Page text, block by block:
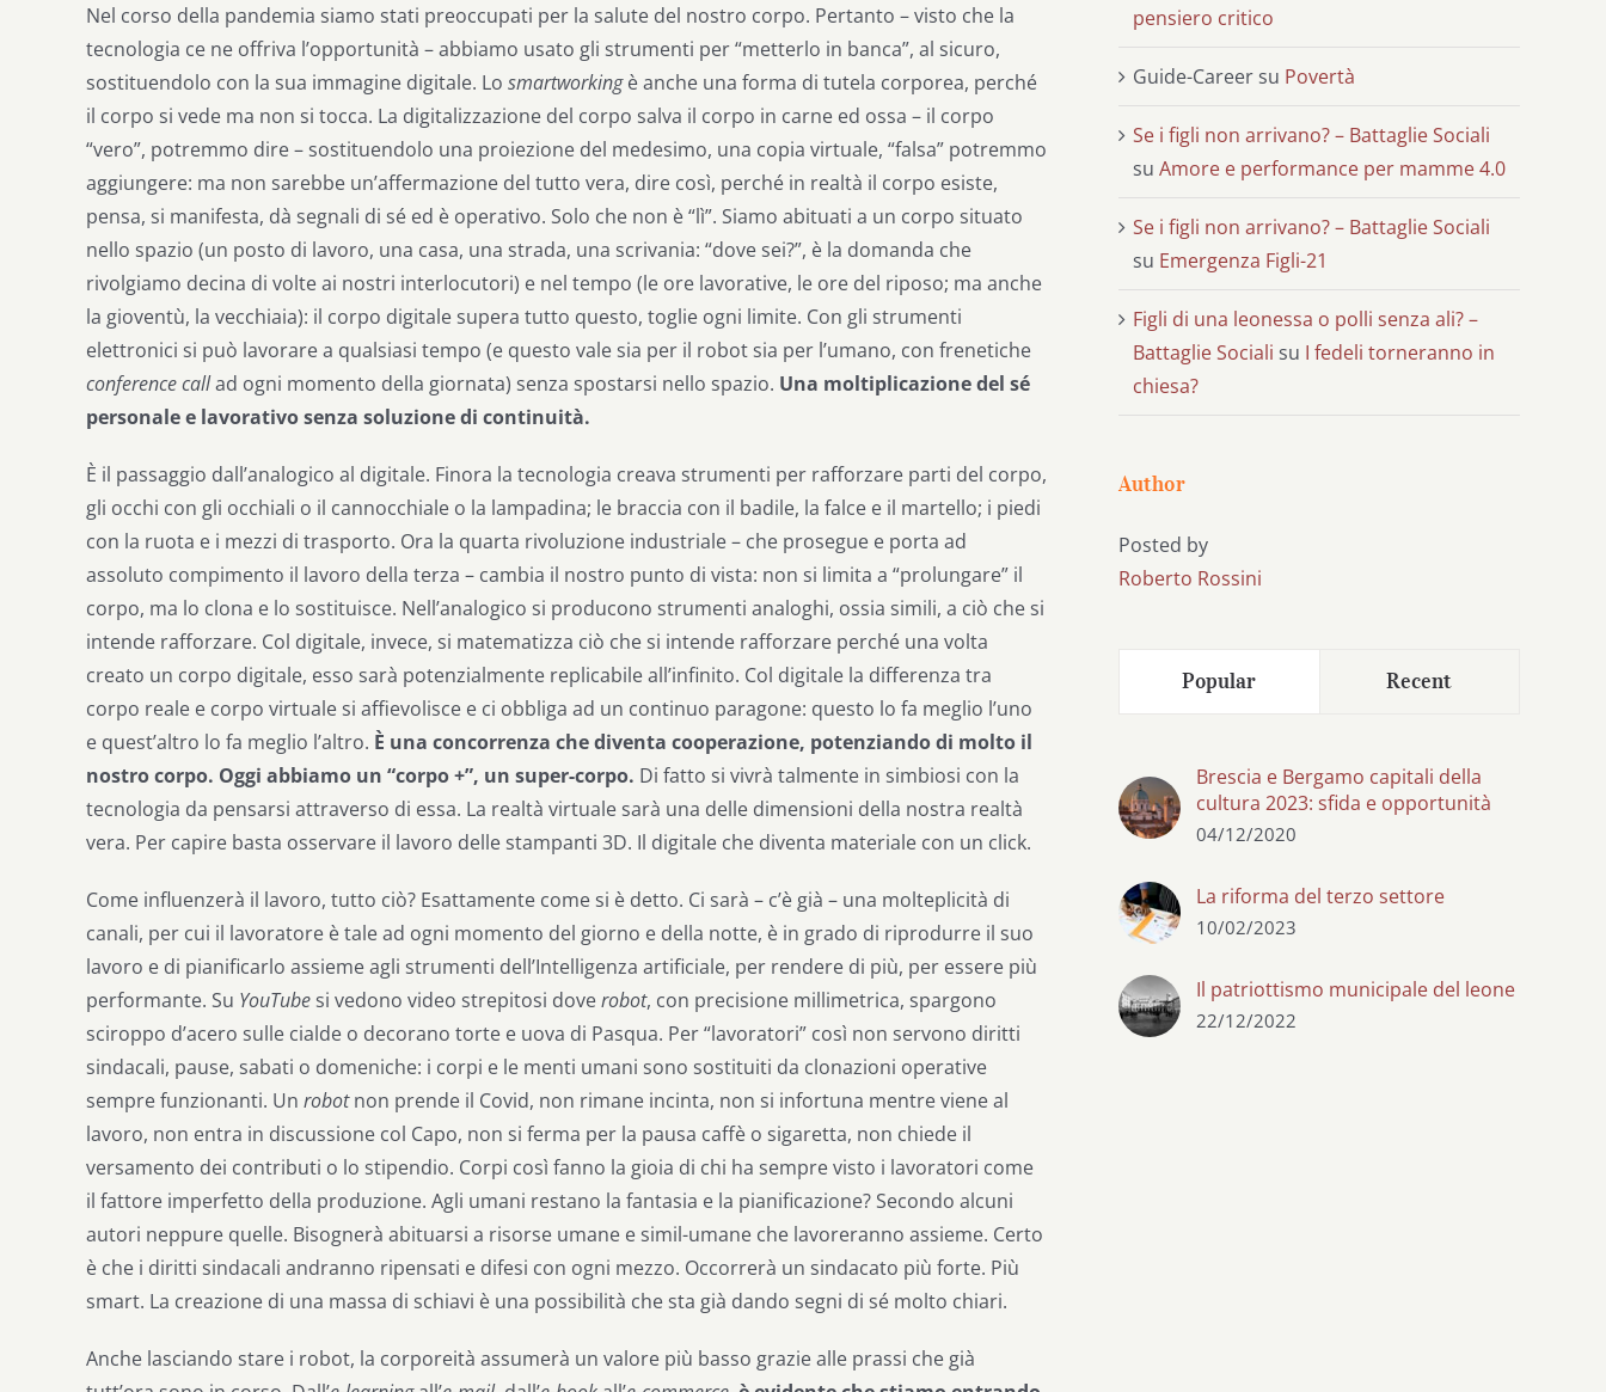
Nel corso della pandemia siamo stati preoccupati per la salute del nostro corpo. Pertanto – visto che la
tecnologia ce ne offriva l’opportunità – abbiamo usato gli strumenti per “metterlo in banca”, al sicuro,
sostituendolo con la sua immagine digitale. Lo smartworkingè anche una forma di tutela corporea, perché
il corpo si vede ma non si tocca. La digitalizzazione del corpo salva il corpo in carne ed ossa – il corpo
“vero”, potremmo dire – sostituendolo una proiezione del medesimo, una copia virtuale, “falsa” potremmo
aggiungere: ma non sarebbe un’affermazione del tutto vera, dire così, perché in realtà il corpo esiste,
pensa, si manifesta, dà segnali di sé ed è operativo. Solo che non è “lì”. Siamo abituati a un corpo situato
nello spazio (un posto di lavoro, una casa, una strada, una scrivania: “dove sei?”, è la domanda che
rivolgiamo decina di volte ai nostri interlocutori) e nel tempo (le ore lavorative, le ore del riposo; ma anche
la gioventù, la vecchiaia): il corpo digitale supera tutto questo, toglie ogni limite. Con gli strumenti
elettronici si può lavorare a qualsiasi tempo (e questo vale sia per il robot sia per l’umano, con frenetiche
conference callad ogni momento della giornata) senza spostarsi nello spazio. Una moltiplicazione del sé
personale e lavorativo senza soluzione di continuità.
È il passaggio dall’analogico al digitale. Finora la tecnologia creava strumenti per rafforzare parti del corpo,
gli occhi con gli occhiali o il cannocchiale o la lampadina; le braccia con il badile, la falce e il martello; i piedi
con la ruota e i mezzi di trasporto. Ora la quarta rivoluzione industriale – che prosegue e porta ad
assoluto compimento il lavoro della terza – cambia il nostro punto di vista: non si limita a “prolungare” il
corpo, ma lo clona e lo sostituisce. Nell’analogico si producono strumenti analoghi, ossia simili, a ciò che si
intende rafforzare. Col digitale, invece, si matematizza ciò che si intende rafforzare perché una volta
creato un corpo digitale, esso sarà potenzialmente replicabile all’infinito. Col digitale la differenza tra
corpo reale e corpo virtuale si affievolisce e ci obbliga ad un continuo paragone: questo lo fa meglio l’uno
e quest’altro lo fa meglio l’altro. È una concorrenza che diventa cooperazione, potenziando di molto il
nostro corpo. Oggi abbiamo un “corpo +”, un super-corpo. Di fatto si vivrà talmente in simbiosi con la
tecnologia da pensarsi attraverso di essa. La realtà virtuale sarà una delle dimensioni della nostra realtà
vera. Per capire basta osservare il lavoro delle stampanti 3D. Il digitale che diventa materiale con un click.
Come influenzerà il lavoro, tutto ciò? Esattamente come si è detto. Ci sarà – c’è già – una molteplicità di
canali, per cui il lavoratore è tale ad ogni momento del giorno e della notte, è in grado di riprodurre il suo
lavoro e di pianificarlo assieme agli strumenti dell’Intelligenza artificiale, per rendere di più, per essere più
performante. Su YouTube si vedono video strepitosi doverobot, con precisione millimetrica, spargono
sciroppo d’acero sulle cialde o decorano torte e uova di Pasqua. Per “lavoratori” così non servono diritti
sindacali, pause, sabati o domeniche: i corpi e le menti umani sono sostituiti da clonazioni operative
sempre funzionanti. Un robotnon prende il Covid, non rimane incinta, non si infortuna mentre viene al
lavoro, non entra in discussione col Capo, non si ferma per la pausa caffè o sigaretta, non chiede il
versamento dei contributi o lo stipendio. Corpi così fanno la gioia di chi ha sempre visto i lavoratori come
il fattore imperfetto della produzione. Agli umani restano la fantasia e la pianificazione? Secondo alcuni
autori neppure quelle. Bisognerà abituarsi a risorse umane e simil-umane che lavoreranno assieme. Certo
è che i diritti sindacali andranno ripensati e difesi con ogni mezzo. Occorrerà un sindacato più forte. Più
smart. La creazione di una massa di schiavi è una possibilità che sta già dando segni di sé molto chiari.
Anche lasciando stare i robot, la corporeità assumerà un valore più basso grazie alle prassi che già
pensiero critico
Guide-Career su Povertà
Se i figli non arrivano? – Battaglie Sociali
su Amore e performance per mamme 4.0
Se i figli non arrivano? – Battaglie Sociali
su Emergenza Figli-21
Figli di una leonessa o polli senza ali? –
Battaglie Sociali su I fedeli torneranno in
chiesa?
Author
Posted by
Roberto Rossini
Popular Recent
Brescia e Bergamo capitali della
cultura 2023: sfida e opportunità
04/12/2020
La riforma del terzo settore
10/02/2023
Il patriottismo municipale del leone
22/12/2022